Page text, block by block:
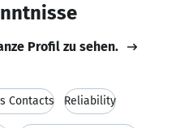
Profil zu sehen.
Contacts Reliability